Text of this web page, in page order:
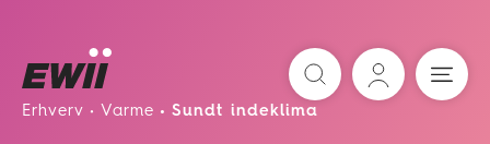
Søg
Erhverv Varme Sundt indeklima